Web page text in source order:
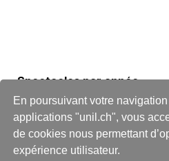
En poursuivant votre
applications "unil.ch", vous
de cookies nous permettant
expérience utilisateur.
Spectacles par année